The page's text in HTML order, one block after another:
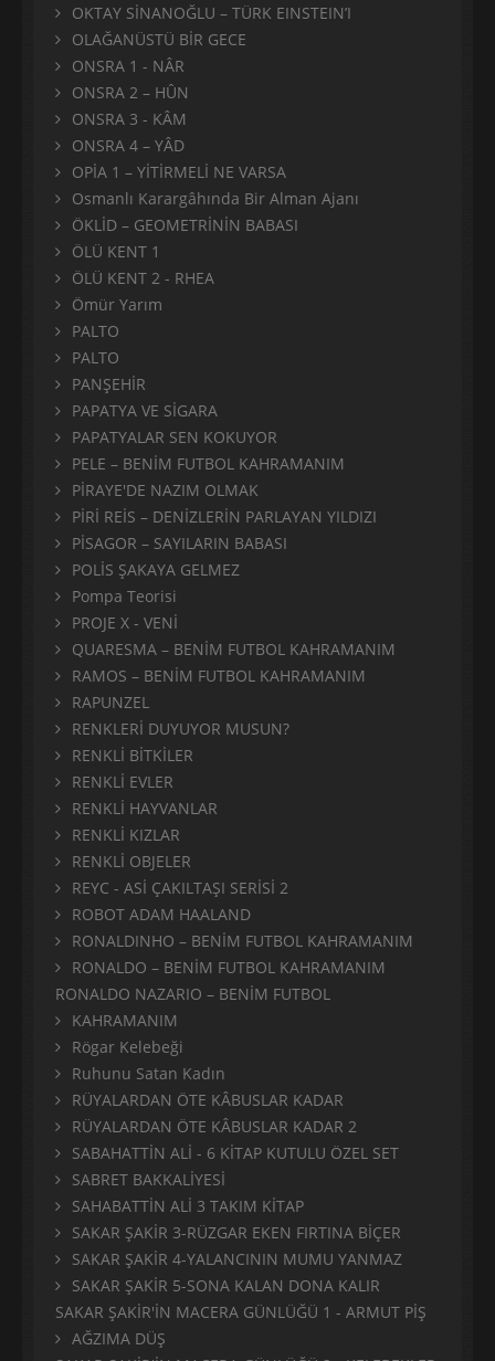
OKTAY SİNANOĞLU – TÜRK EINSTEIN’I
OLAĞANÜSTÜ BİR GECE
ONSRA 1 - NÂR
ONSRA 2 – HÛN
ONSRA 3 - KÂM
ONSRA 4 – YÂD
OPİA 1 – YİTİRMELİ NE VARSA
Osmanlı Karargâhında Bir Alman Ajanı
ÖKLİD – GEOMETRİNİN BABASI
ÖLÜ KENT 1
ÖLÜ KENT 2 - RHEA
Ömür Yarım
PALTO
PALTO
PANŞEHİR
PAPATYA VE SİGARA
PAPATYALAR SEN KOKUYOR
PELE – BENİM FUTBOL KAHRAMANIM
PİRAYE'DE NAZIM OLMAK
PİRİ REİS – DENİZLERİN PARLAYAN YILDIZI
PİSAGOR – SAYILARIN BABASI
POLİS ŞAKAYA GELMEZ
Pompa Teorisi
PROJE X - VENİ
QUARESMA – BENİM FUTBOL KAHRAMANIM
RAMOS – BENİM FUTBOL KAHRAMANIM
RAPUNZEL
RENKLERİ DUYUYOR MUSUN?
RENKLİ BİTKİLER
RENKLİ EVLER
RENKLİ HAYVANLAR
RENKLİ KIZLAR
RENKLİ OBJELER
REYC - ASİ ÇAKILTAŞI SERİSİ 2
ROBOT ADAM HAALAND
RONALDINHO – BENİM FUTBOL KAHRAMANIM
RONALDO – BENİM FUTBOL KAHRAMANIM
RONALDO NAZARIO – BENİM FUTBOL
KAHRAMANIM
Rögar Kelebeği
Ruhunu Satan Kadın
RÜYALARDAN ÖTE KÂBUSLAR KADAR
RÜYALARDAN ÖTE KÂBUSLAR KADAR 2
SABAHATTİN ALİ - 6 KİTAP KUTULU ÖZEL SET
SABRET BAKKALİYESİ
SAHABATTİN ALİ 3 TAKIM KİTAP
SAKAR ŞAKİR 3-RÜZGAR EKEN FIRTINA BİÇER
SAKAR ŞAKİR 4-YALANCININ MUMU YANMAZ
SAKAR ŞAKİR 5-SONA KALAN DONA KALIR
SAKAR ŞAKİR'İN MACERA GÜNLÜĞÜ 1 - ARMUT PİŞ
AĞZIMA DÜŞ